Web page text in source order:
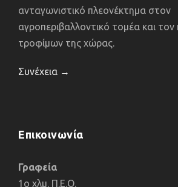
ανταγωνιστικό πλεονέκτημα στον
αγροπεριβαλλοντικό τομέα και
τροφίμων της χώρας.
Συνέχεια →
Επικοινωνία
Γραφεία
1o χλμ. Π.Ε.Ο.